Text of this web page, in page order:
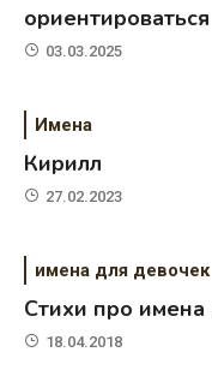
ориентироваться
03.03.2025
Имена
Кирилл
27.02.2023
имена для девочек
Стихи про
18.04.2018